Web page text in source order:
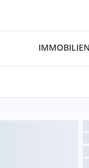
IMMOBILIEN